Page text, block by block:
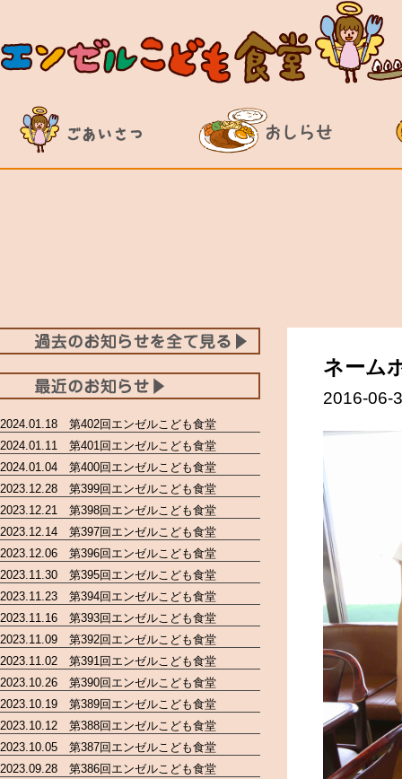
ネーム
2016-06-
2024.01.18 第402回エンゼルこども食堂
2024.01.11 第401回エンゼルこども食堂
2024.01.04 第400回エンゼルこども食堂
2023.12.28 第399回エンゼルこども食堂
2023.12.21 第398回エンゼルこども食堂
2023.12.14 第397回エンゼルこども食堂
2023.12.06 第396回エンゼルこども食堂
2023.11.30 第395回エンゼルこども食堂
2023.11.23 第394回エンゼルこども食堂
2023.11.16 第393回エンゼルこども食堂
2023.11.09 第392回エンゼルこども食堂
2023.11.02 第391回エンゼルこども食堂
2023.10.26 第390回エンゼルこども食堂
2023.10.19 第389回エンゼルこども食堂
2023.10.12 第388回エンゼルこども食堂
2023.10.05 第387回エンゼルこども食堂
2023.09.28 第386回エンゼルこども食堂